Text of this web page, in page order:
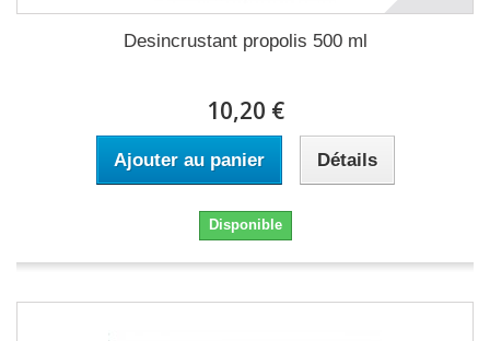
Desincrustant propolis 500 ml
10,20 €
Ajouter au panier Détails
Disponible